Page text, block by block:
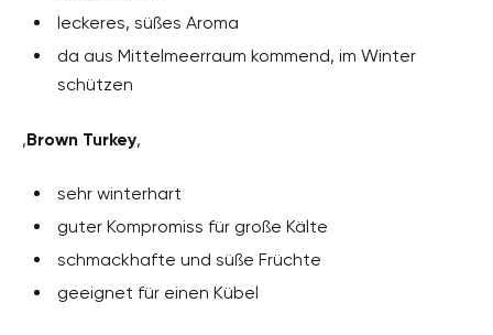
leckeres, süßes Aroma
da aus Mittelmeerraum kommend, im Winter
schützen
‚Brown Turkey‚
sehr winterhart
guter Kompromiss für große Kälte
schmackhafte und süße Früchte
geeignet für einen Kübel